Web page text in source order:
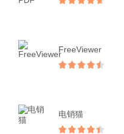
FreeViewer
电销猫